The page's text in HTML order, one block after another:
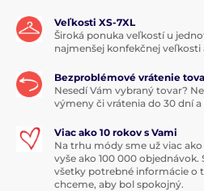
Veľkosti XS-7XL
Široká ponuka veľkostí u
najmenšej konfekčnej veľkosti
Bezproblémové vrátenie
Nesedí Vám vybraný tovar?
výmeny či vrátenia do 30 dní
Viac ako 10 rokov s Vami
Na trhu módy sme už viac
vyše ako 100 000 objednávok.
všetky potrebné informácie o
chceme, aby bol spokojný.